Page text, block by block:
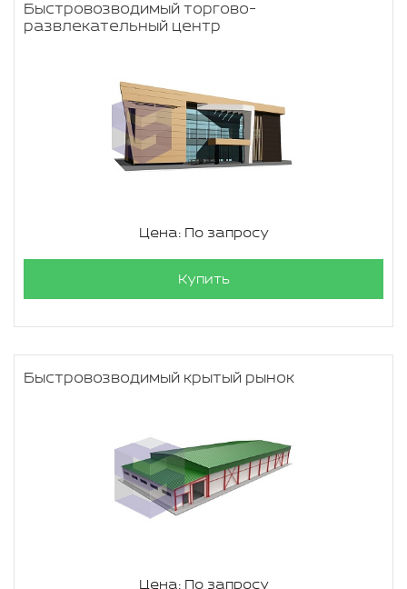
Быстровозводимый торгово-
развлекательный центр
Цена: По запросу
Купить
Быстровозводимый крытый рынок
Цена: По запросу